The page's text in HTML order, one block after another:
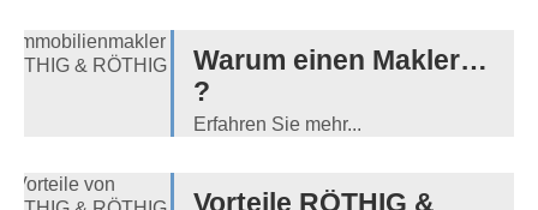
Warum einen Makler…
?
Erfahren Sie mehr...
Vorteile RÖTHIG &